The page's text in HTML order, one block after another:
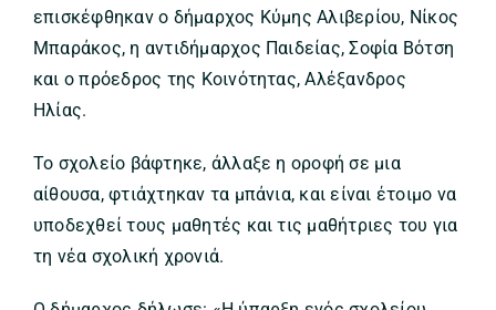
επισκέφθηκαν ο δήμαρχος Κύμης Αλιβερίου, Νίκος
Μπαράκος, η αντιδήμαρχος Παιδείας, Σοφία Βότση
και ο πρόεδρος της Κοινότητας, Αλέξανδρος
Ηλίας.
Το σχολείο βάφτηκε, άλλαξε η οροφή σε μια
αίθουσα, φτιάχτηκαν τα μπάνια, και είναι έτοιμο να
υποδεχθεί τους μαθητές και τις μαθήτριες του για
τη νέα σχολική χρονιά.